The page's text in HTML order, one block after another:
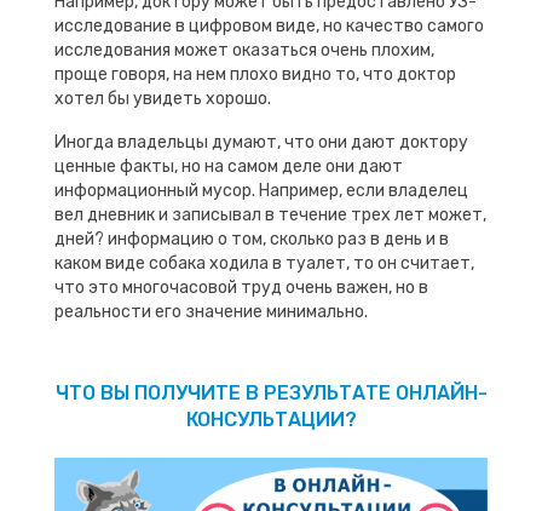
исследование в цифровом виде, но качество самого
исследования может оказаться очень плохим,
проще говоря, на нем плохо видно то, что доктор
хотел бы увидеть хорошо.
Иногда владельцы думают, что они дают доктору
ценные факты, но на самом деле они дают
информационный мусор. Например, если владелец
вел дневник и записывал в течение трех лет может,
дней? информацию о том, сколько раз в день и в
каком виде собака ходила в туалет, то он считает,
что это многочасовой труд очень важен, но в
реальности его значение минимально.
ЧТО ВЫ ПОЛУЧИТЕ В РЕЗУЛЬТАТЕ ОНЛАЙН-
КОНСУЛЬТАЦИИ?